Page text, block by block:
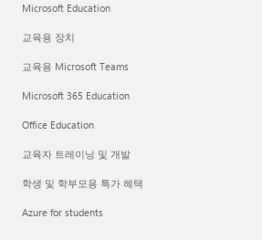
Microsoft Education
교육용 장치
교육용 Microsoft Teams
Microsoft 365 Education
Office Education
교육자 트레이닝 및 개발
학생 및 학부모용 특가 혜택
Azure for students